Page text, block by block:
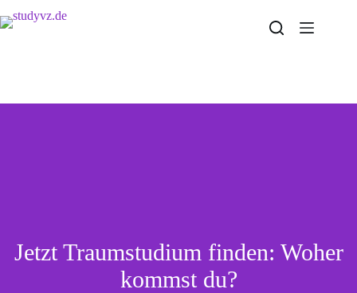
Inhalt
Jetzt Traumstudium finden: Woher
kommst du?